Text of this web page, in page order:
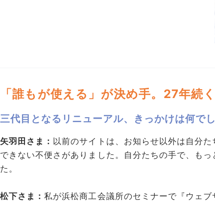
「誰もが使える」が決め手。27年続
三代目となるリニューアル、きっかけは何で
矢羽田さま： 以前のサイトは、お知らせ以外は自分
できない不便さがありました。自分たちの手で、も
た。
松下さま：私が浜松商工会議所のセミナーで『ウェ